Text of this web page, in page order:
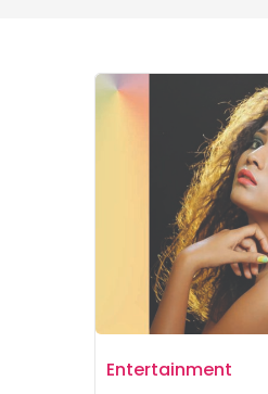
Entertainment